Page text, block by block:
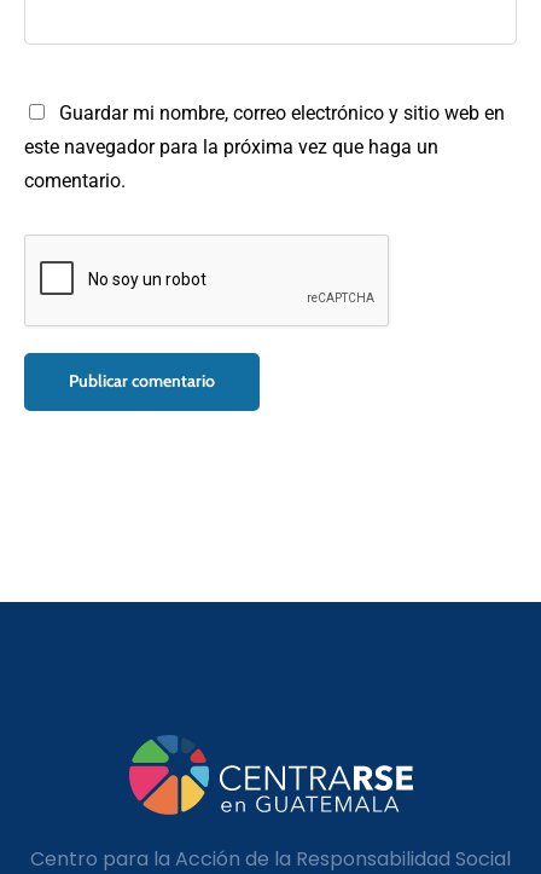
Guardar mi nombre, correo electrónico y sitio web en
este navegador para la próxima vez que haga un
comentario.
Centro para la Acción de la Responsabilidad Social